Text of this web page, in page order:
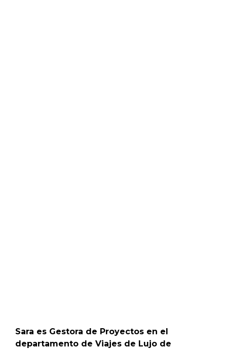
Sara es Gestora de Proyectos en el
departamento de Viajes de Lujo de